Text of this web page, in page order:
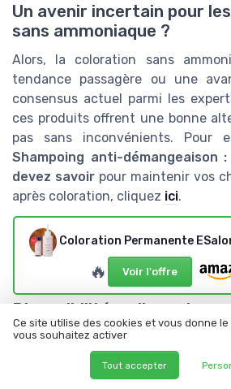
Un avenir incertain pour
sans ammoniaque ?
Alors, la coloration sans
tendance passagère ou une
consensus actuel parmi les
ces produits offrent une bonne
pas sans inconvénients. Pour
Shampoing anti-démangeaison
devez savoir pour maintenir vos
après coloration, cliquez ici.
Où acheter casting
en ligne ?
Disponibilité en ligne de
gloss
Pour acheterCasting Creme Gloss
options s'offrent à vous. Le
🔥 Voir l'offre
Ce site utilise des cookies et vous donne
vous souhaitez activer
Tout accepter